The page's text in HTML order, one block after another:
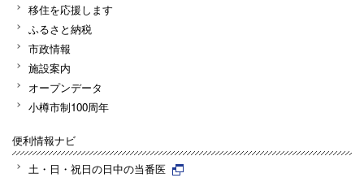
移住を応援します
ふるさと納税
市政情報
施設案内
オープンデータ
小樽市制100周年
便利情報ナビ
土・日・祝日の日中の当番医